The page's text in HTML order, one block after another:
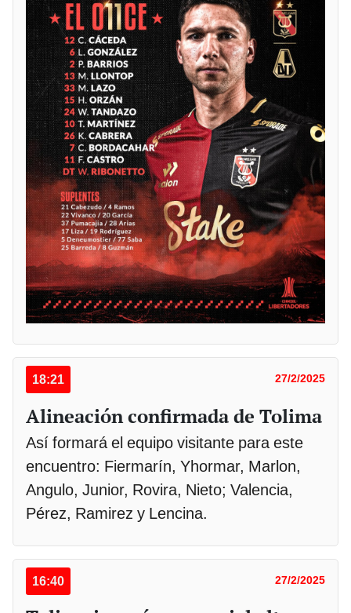
18:21 27/2/2025
Alineación confirmada de Tolima
Así formará el equipo visitante para este
encuentro: Fiermarín, Yhormar, Marlon,
Angulo, Junior, Rovira, Nieto; Valencia,
Pérez, Ramirez y Lencina.
16:40 27/2/2025